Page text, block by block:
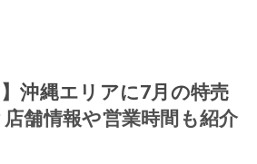
】沖縄エリアに7月の特売
舗情報や営業時間も紹介